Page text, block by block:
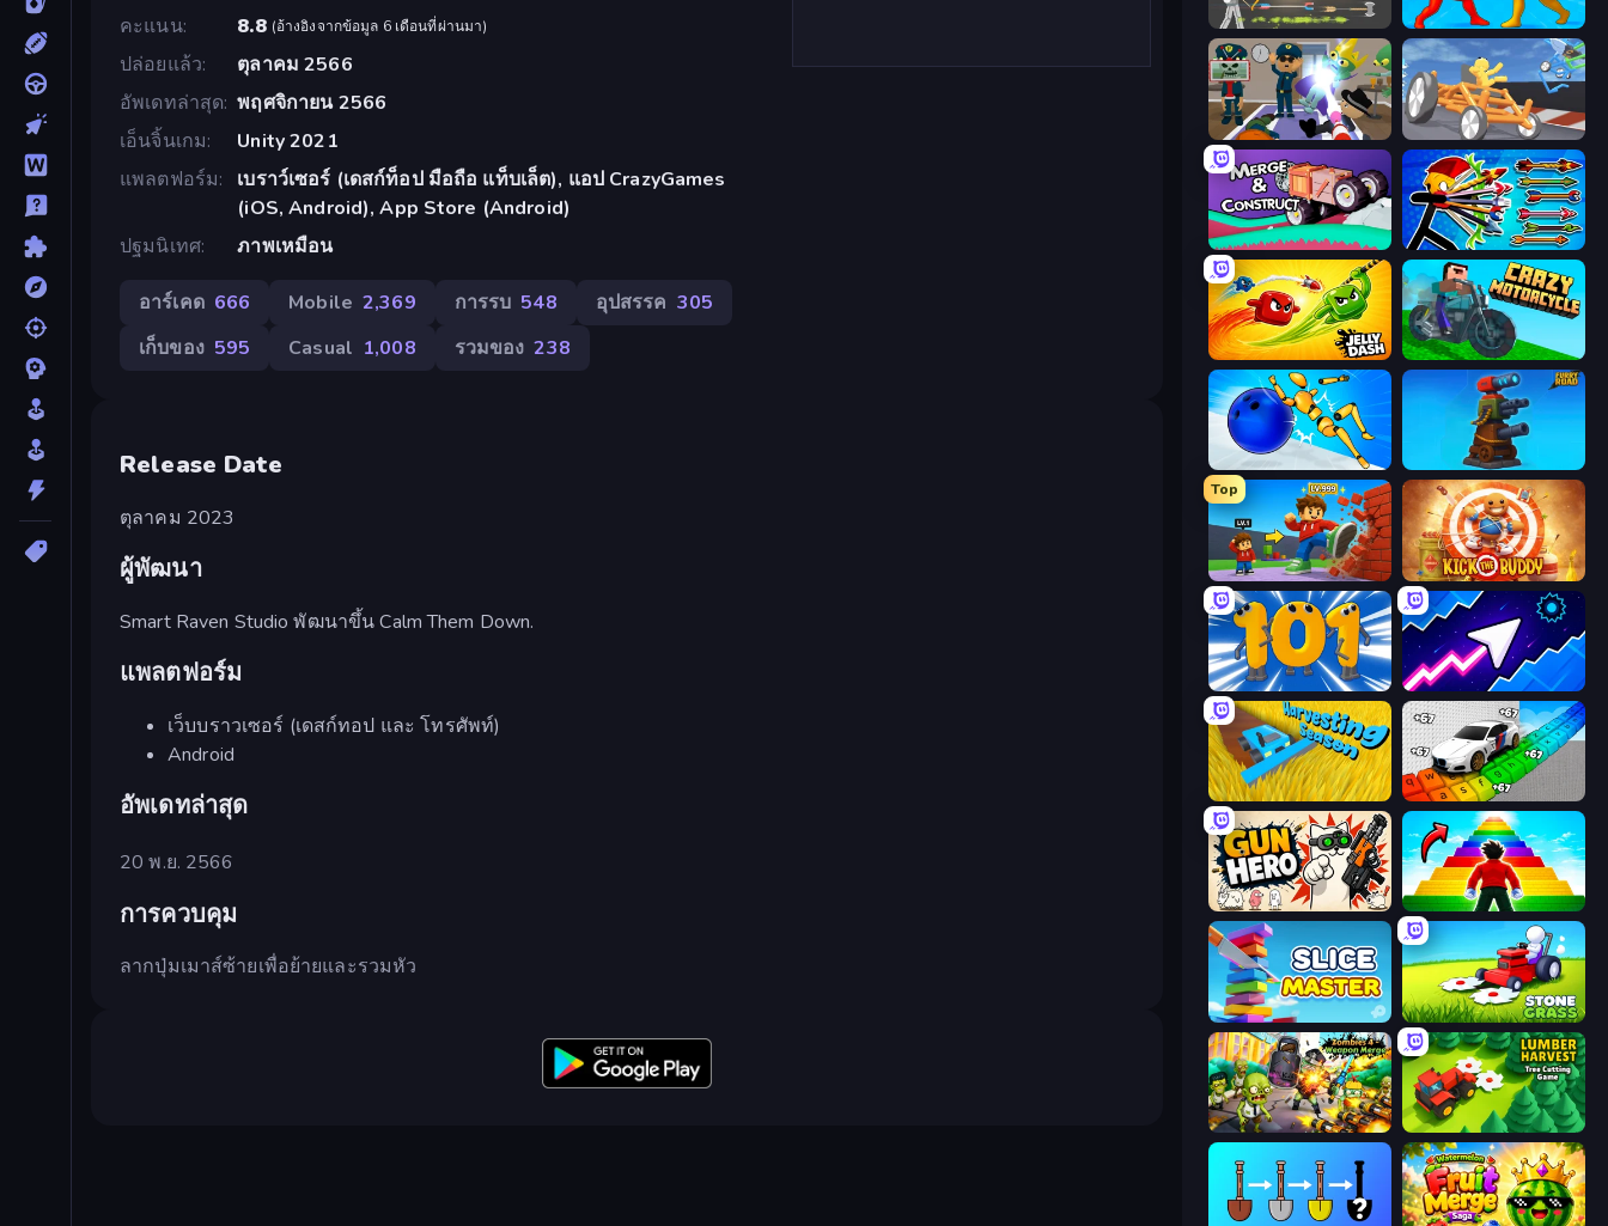
คะแนน
8.8 (อ้างอิงจากข้อมูล 6 เดือนที่ผ่านมา)
ปล่อยแล้ว
ตุลาคม 2566
อัพเดทล่าสุด พฤศจิกายน 2566
เอ็นจิ้นเกม
Unity 2021
แพลตฟอร์ม
เบราว์เซอร์ (เดสก์ท็อป มือถือ แท็บเล็ต), แอป CrazyGames
(iOS, Android), App Store (Android)
ปฐมนิเทศ
ภาพเหมือน
อาร์เคด 666 Mobile 2,369 การรบ 548 อุปสรรค 305
เก็บของ 595 Casual 1,008 รวมของ 238
Release Date
ตุลาคม 2023
ผู้พัฒนา
Smart Raven Studio พัฒนาขึ้น Calm Them Down.
แพลตฟอร์ม
เว็บบราวเซอร์ (เดสก์ทอป และ โทรศัพท์)
Android
อัพเดทล่าสุด
20 พ.ย. 2566
การควบคุม
ลากปุ่มเมาส์ซ้ายเพื่อย้ายและรวมหัว
Ragdoll Archers Epic Sword Battle! Fight in Arena
Find The Alien Draw Crash Race
Merge & Construct Archer Ragdoll Masters
Jelly Dash Crazy Motorcycle
Playground Man! Ragdoll Show! Furry Road
Top
Obby: +1 Click Wall Breaker Kick the Buddy
Numbers Arena Space Waves
Harvesting Season
Gun Hero: Cat Survival Obby Highest Jump Ever
Slice Master Stone Grass: Mowing Simulator
Zombies 4 Weapon Merge Lumber Harvest: Tree Cutting Game